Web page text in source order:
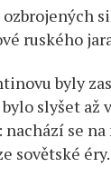
ruského
byly
slyšet až
se
sovětské éry.